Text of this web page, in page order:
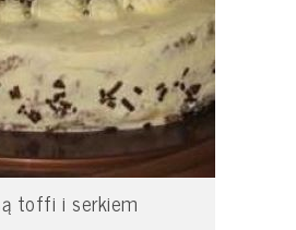
toffi i serkiem